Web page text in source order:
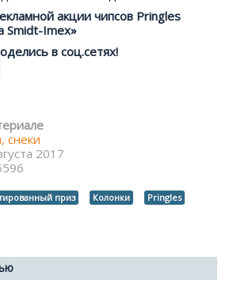
акции чипсов Pringles
Smidt-Imex»
в соц.сетях!
снеки
2017
приз Колонки Pringles